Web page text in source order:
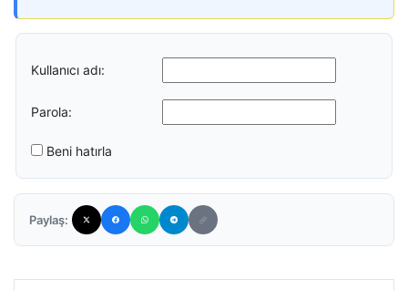
Kullanıcı adı:
Parola:
Beni hatırla
Paylaş: